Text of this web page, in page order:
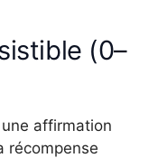
(0–
affirmation
récompense